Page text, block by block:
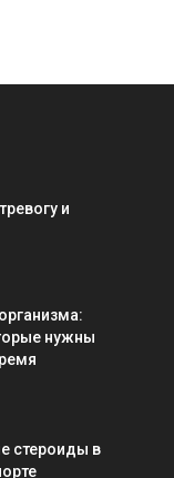
и
нужны
стероиды в